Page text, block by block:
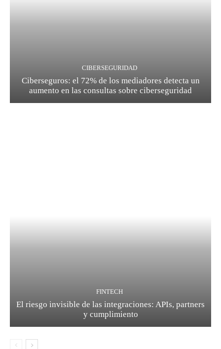
CIBERSEGURIDAD
Ciberseguros: el 72% de los mediadores detecta un
aumento en las consultas sobre ciberseguridad
FINTECH
El riesgo invisible de las integraciones: APIs, partners
y cumplimiento